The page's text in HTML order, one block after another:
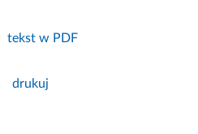
tekst w PDF
drukuj